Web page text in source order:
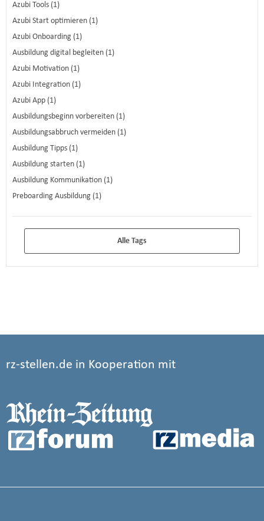
Azubi Tools (1)
Azubi Start optimieren (1)
Azubi Onboarding (1)
Ausbildung digital begleiten (1)
Azubi Motivation (1)
Azubi Integration (1)
Azubi App (1)
Ausbildungsbeginn vorbereiten (1)
Ausbildungsabbruch vermeiden (1)
Ausbildung Tipps (1)
Ausbildung starten (1)
Ausbildung Kommunikation (1)
Preboarding Ausbildung (1)
Alle Tags
rz-stellen.de in Kooperation mit